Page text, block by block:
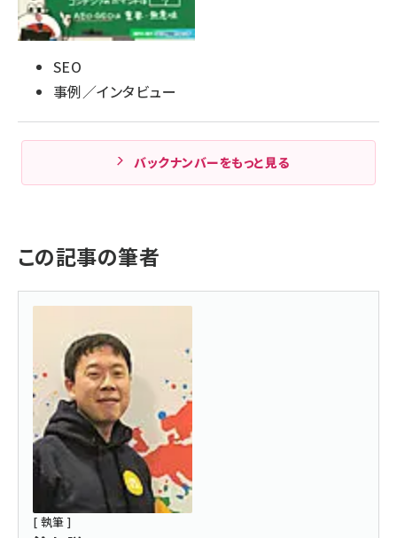
SEO
事例／インタビュー
バックナンバーをもっと見る
この記事の筆者
[ 執筆 ]